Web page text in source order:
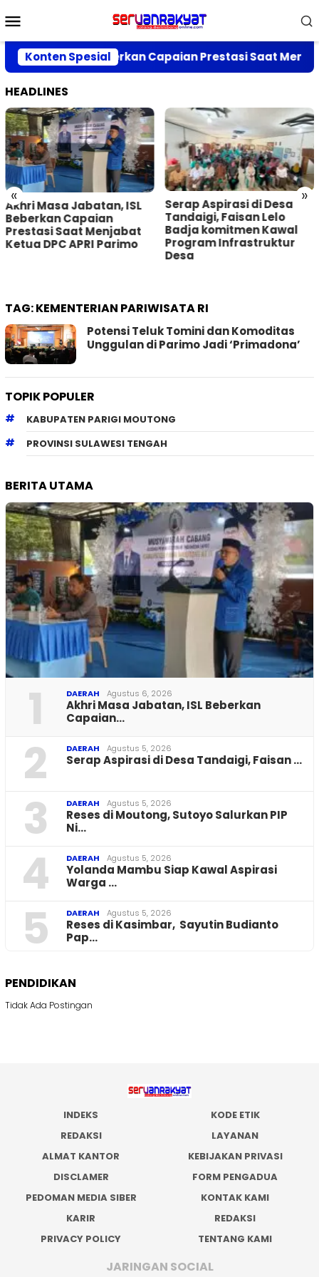
ke
Mobile
Konten Spesial
ISL Beberkan Capaian Prestasi Saat Menjabat
HEADLINES
« »
Akhri Masa Jabatan, ISL
Beberkan Capaian
Prestasi Saat Menjabat
Ketua DPC APRI Parimo
Serap Aspirasi di Desa
Tandaigi, Faisan Lelo
Badja komitmen Kawal
Program Infrastruktur
Desa
TAG:KEMENTERIAN PARIWISATA RI
Potensi Teluk Tomini dan Komoditas
Unggulan di Parimo Jadi ‘Primadona’
TOPIK POPULER
KABUPATEN PARIGI MOUTONG
PROVINSI SULAWESI TENGAH
BERITA UTAMA
1 DAERAH Agustus 6, 2026
Akhri Masa Jabatan, ISL Beberkan
Capaian…
2 DAERAH Agustus 5, 2026
Serap Aspirasi di Desa Tandaigi, Faisan …
3 DAERAH Agustus 5, 2026
Reses di Moutong, Sutoyo Salurkan PIP
Ni…
4 DAERAH Agustus 5, 2026
Yolanda Mambu Siap Kawal Aspirasi
Warga …
5 DAERAH Agustus 5, 2026
Reses di Kasimbar, Sayutin Budianto
Pap…
PENDIDIKAN
Tidak Ada Postingan
INDEKS
KODE ETIK
REDAKSI
LAYANAN
ALMAT KANTOR
KEBIJAKAN PRIVASI
DISCLAMER
FORM PENGADUA
PEDOMAN MEDIA SIBER
KONTAK KAMI
KARIR
REDAKSI
PRIVACY POLICY
TENTANG KAMI
JARINGAN SOCIAL